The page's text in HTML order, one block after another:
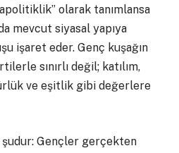
olarak tanımlansa
mevcut siyasal yapıya
işaret eder. Genç kuşağın
sınırlı değil; katılım,
ve eşitlik gibi değerlere
Gençler gerçekten